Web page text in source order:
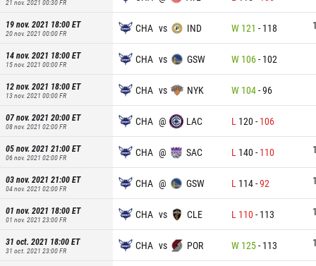
21 nov. 2021 00:30FR
19 nov. 2021 18:00ET
20 nov. 2021 00:00FR CHA vs IND W 121 - 118
14 nov. 2021 18:00ET
15 nov. 2021 00:00FR CHA vs GSW W 106- 102
12 nov. 2021 18:00ET
13 nov. 2021 00:00FR CHA vs NYK W 104-96
07 nov. 2021 20:00ET
08 nov. 2021 02:00FR CHA @ LAC L 120- 106
05 nov. 2021 21:00ET
06 nov. 2021 02:00FR CHA @ SAC L 140- 110
03 nov. 2021 21:00ET
04 nov. 2021 02:00FR CHA @ GSW L 114-92
01 nov. 2021 18:00ET
01 nov. 2021 23:00FR CHA vs CLE L 110- 113
31 oct. 2021 18:00ET
31 oct. 2021 23:00FR CHA vs POR W 125- 113